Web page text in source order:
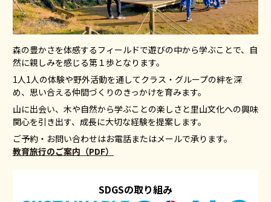
森の豊かさを体感するフィールドで遊びの中から学ぶことで、自
然に親しみを感じる第１歩となります。
1人1人の体験や野外活動を通してクラス・グループの絆を深
め、思い合える仲間づくりのきっかけを育みます。
山に出会い、木や自然から学ぶことの楽しさと里山文化への興味
関心を引き出す、成長に大切な経験を提案します。
ご予約・お問い合わせはお電話またはメールで承ります。
教育旅行のご案内（PDF）
SDGSの取り組み